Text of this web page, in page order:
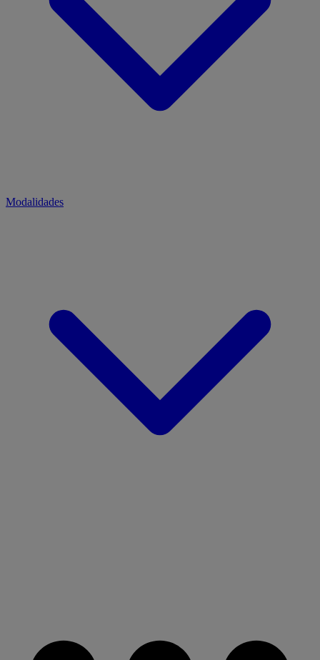
Modalidades